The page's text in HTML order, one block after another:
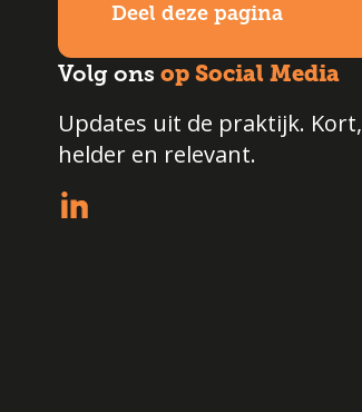
Deel deze pagina
Volg ons op Social Media
Updates uit de praktijk. Kort,
helder en relevant.